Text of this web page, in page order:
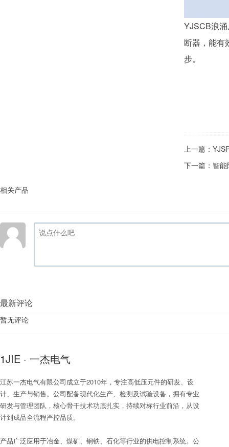
YJSCB浪
断器，能有
步。
上一篇：
下一篇： 智
相关产品
最新评论
暂无评论
1JIE · 一杰电气
江苏一杰电气有限公司成立于2010年，专注高低压元件的研发、设
计、生产与销售。公司配备现代化生产、检测及试验设备，拥有专业
研发与管理团队，核心骨干技术功底扎实，持续对标行业前沿，从设
计到成品全流程严控品质。
产品广泛应用于冶金、煤矿、钢铁、石化等行业的供电控制系统。公